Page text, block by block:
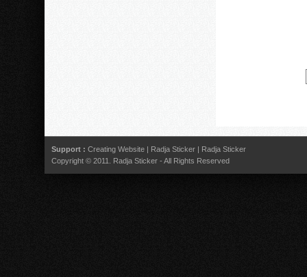
Support : Creating Website | Radja Sticker | Radja Sticker
Copyright © 2011. Radja Sticker - All Rights Reserved